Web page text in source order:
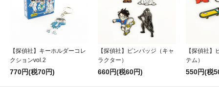
【探偵社】キーホルダーコレ
クションvol.2
770円(税70円)
【探偵社】ピンバッジ（キャ
ラクター）
660円(税60円)
【探偵社】
テム）
550円(税